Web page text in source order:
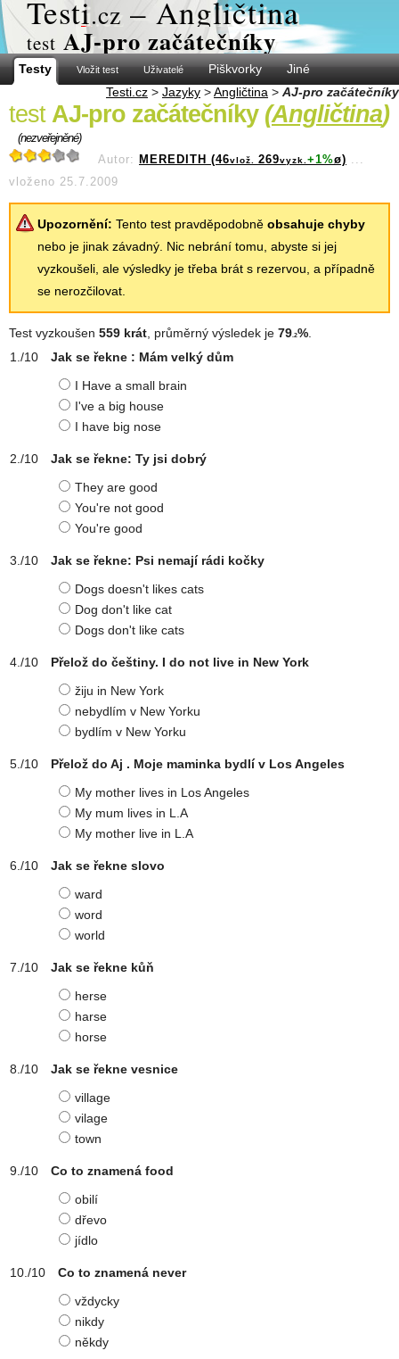
Testi.cz – Angličtina
test AJ-pro začátečníky
Testy Vložit test Uživatelé Piškvorky
Jiné
Testi.cz > Jazyky >Angličtina > AJ-pro začátečníky
test AJ-pro začátečníky (Angličtina)
(nezveřejněné)
Autor: MEREDITH (46vlož. 269vyzk.+1%ø) ...
vloženo 25.7.2009
Upozornění: Tento test pravděpodobně obsahuje chyby
nebo je jinak závadný. Nic nebrání tomu, abyste si jej
vyzkoušeli, ale výsledky je třeba brát s rezervou, a případně
se nerozčilovat.
Test vyzkoušen 559 krát, průměrný výsledek je 79.2%.
Jak se řekne : Mám velký dům
I Have a small brain
I've a big house
I have big nose
Jak se řekne: Ty jsi dobrý
They are good
You're not good
You're good
Jak se řekne: Psi nemají rádi kočky
Dogs doesn't likes cats
Dog don't like cat
Dogs don't like cats
Přelož do češtiny. I do not live in New York
žiju in New York
nebydlím v New Yorku
bydlím v New Yorku
Přelož do Aj . Moje maminka bydlí v Los Angeles
My mother lives in Los Angeles
My mum lives in L.A
My mother live in L.A
Jak se řekne slovo
ward
word
world
Jak se řekne kůň
herse
harse
horse
Jak se řekne vesnice
village
vilage
town
Co to znamená food
obilí
dřevo
jídlo
Co to znamená never
vždycky
nikdy
někdy